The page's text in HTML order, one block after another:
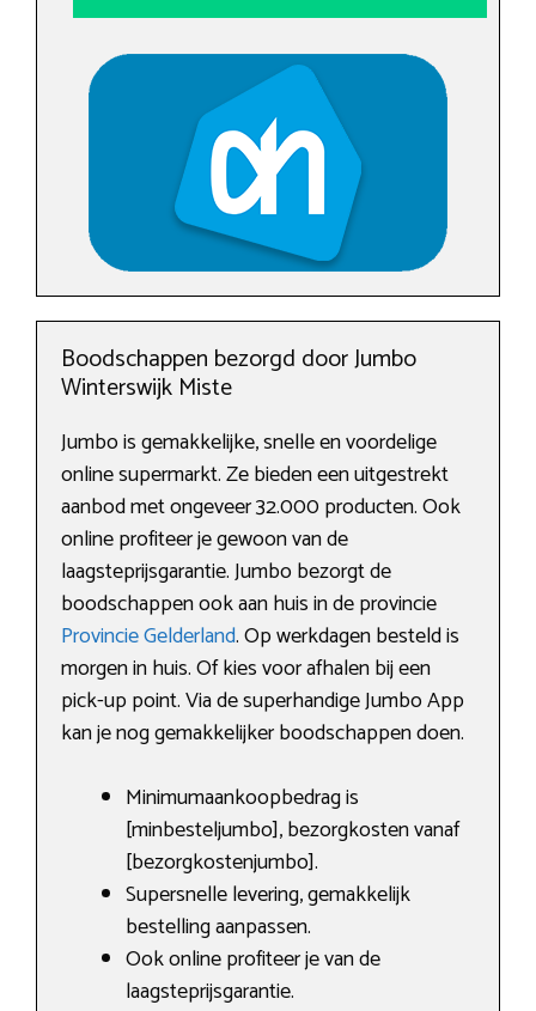
Boodschappen bezorgd door Jumbo
Winterswijk Miste
Jumbo is gemakkelijke, snelle en voordelige
online supermarkt. Ze bieden een uitgestrekt
aanbod met ongeveer 32.000 producten. Ook
online profiteer je gewoon van de
laagsteprijsgarantie. Jumbo bezorgt de
boodschappen ook aan huis in de provincie
Provincie Gelderland. Op werkdagen besteld is
morgen in huis. Of kies voor afhalen bij een
pick-up point. Via de superhandige Jumbo App
kan je nog gemakkelijker boodschappen doen.
Minimumaankoopbedrag is
[minbesteljumbo], bezorgkosten vanaf
[bezorgkostenjumbo].
Supersnelle levering, gemakkelijk
bestelling aanpassen.
Ook online profiteer je van de
laagsteprijsgarantie.